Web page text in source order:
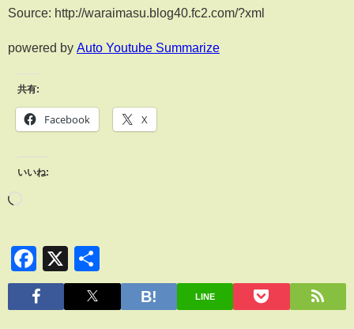
Source: http://waraimasu.blog40.fc2.com/?xml
powered by Auto Youtube Summarize
共有:
Facebook X
いいね:
Facebook
X
有
LINE